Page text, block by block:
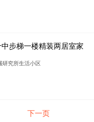
步梯一楼精装两居室家
汉机械研究所生活小区
下一页